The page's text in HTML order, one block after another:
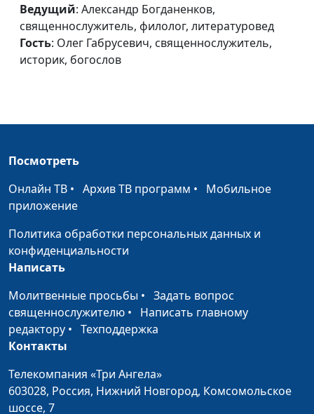
и Святой Бог
священнослужитель,
историк, богослов,
Александр Богданенков,
Зачем так много?
священнослужитель,
филолог, литературовед
"первенец из
мертвых"?
священнослужитель,
священнослужитель,
филолог, литературовед
Иисус Навин против
Халева и канат
первородства
Олег Габрусевич,
историк, богослов,
Александр Богданенков,
Ведущий: Александр Богданенков,
священнослужитель, филолог, литературовед
Гость: Олег Габрусевич, священнослужитель,
историк, богослов
Посмотреть
Онлайн ТВ • Архив ТВ программ • Мобильное
приложение
Политика обработки персональных данных и
конфиденциальности
Написать
Молитвенные просьбы • Задать вопрос
священнослужителю • Написать главному
редактору • Техподдержка
Контакты
Телекомпания «Три Ангела»
603028, Россия, Нижний Новгород, Комсомольское
шоссе, 7